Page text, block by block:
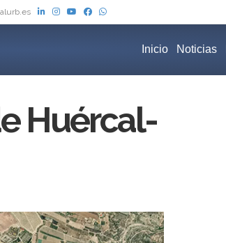
Inicio Noticias
Huércal-